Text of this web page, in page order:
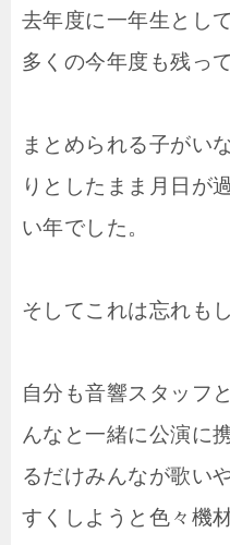
去年度に一年生とし
多くの今年度も残っ
まとめられる子がい
りとしたまま月日が
い年でした。
そしてこれは忘れも
自分も音響スタッフ
んなと一緒に公演に
るだけみんなが歌い
すくしようと色々機